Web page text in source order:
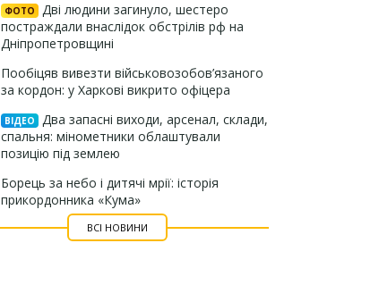
ФОТО
Дві людини загинуло, шестеро
постраждали внаслідок обстрілів рф на
Дніпропетровщині
Пообіцяв вивезти військовозобов’язаного
за кордон: у Харкові викрито офіцера
ВІДЕО
Два запасні виходи, арсенал, склади,
спальня: мінометники облаштували
позицію під землею
Борець за небо і дитячі мрії: історія
прикордонника «Кума»
ВСІ НОВИНИ